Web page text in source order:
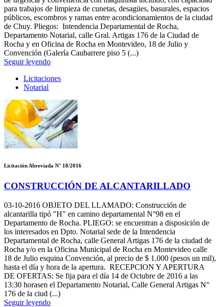
para trabajos de limpieza de cunetas, desagües, basurales, espacios
públicos, escombros y ramas entre acondicionamientos de la ciudad
de Chuy. Pliegos: Intendencia Departamental de Rocha,
Departamento Notarial, calle Gral. Artigas 176 de la Ciudad de
Rocha y en Oficina de Rocha en Montevideo, 18 de Julio y
Convención (Galería Caubarrere piso 5 (...)
Seguir leyendo
Licitaciones
Notarial
Licitación Abreviada N° 18/2016
CONSTRUCCIÓN DE ALCANTARILLADO
03-10-2016 OBJETO DEL LLAMADO: Construcción de
alcantarilla tipó "H" en camino departamental N°98 en el
Departamento de Rocha. PLIEGO: se encuentran a disposición de
los interesados en Dpto. Notarial sede de la Intendencia
Departamental de Rocha, calle General Artigas 176 de la ciudad de
Rocha y/o en la Oficina Municipal de Rocha en Montevideo calle
18 de Julio esquina Convención, al precio de $ 1.000 (pesos un mil),
hasta el día y hora de la apertura. RECEPCION Y APERTURA
DE OFERTAS: Se fija para el día 14 de Octubre de 2016 a las
13:30 horasen el Departamento Notarial, Calle General Artigas N°
176 de la ciud (...)
Seguir leyendo